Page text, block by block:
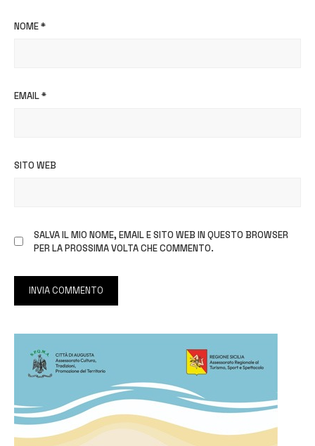
NOME*
EMAIL*
SITO WEB
SALVA IL MIO NOME, EMAIL E SITO WEB IN QUESTO BROWSER
PER LA PROSSIMA VOLTA CHE COMMENTO.